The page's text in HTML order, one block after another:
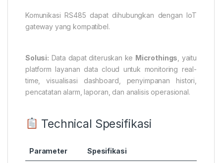
Komunikasi RS485 dapat dihubungkan dengan IoT
gateway yang kompatibel.
Solusi: Data dapat diteruskan ke Microthings , yaitu
platform layanan data cloud untuk monitoring real-
time, visualisasi dashboard, penyimpanan histori,
pencatatan alarm, laporan, dan analisis operasional.
Technical Spesifikasi
Parameter Spesifikasi